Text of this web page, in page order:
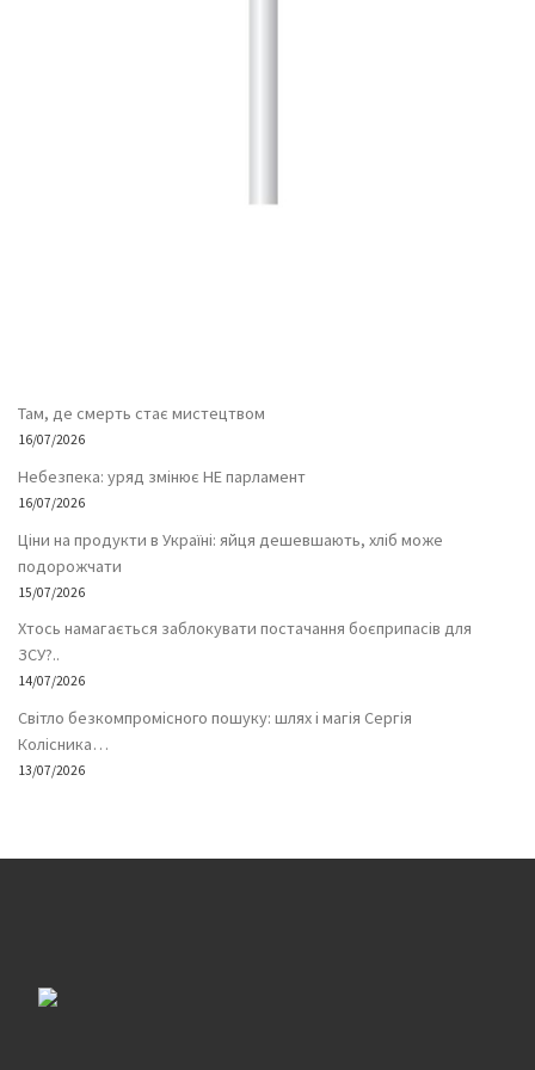
Там, де смерть стає мистецтвом
16/07/2026
Небезпека: уряд змінює НЕ парламент
16/07/2026
Ціни на продукти в Україні: яйця дешевшають, хліб може
подорожчати
15/07/2026
Хтось намагається заблокувати постачання боєприпасів для
ЗСУ?..
14/07/2026
Світло безкомпромісного пошуку: шлях і магія Сергія
Колісника…
13/07/2026